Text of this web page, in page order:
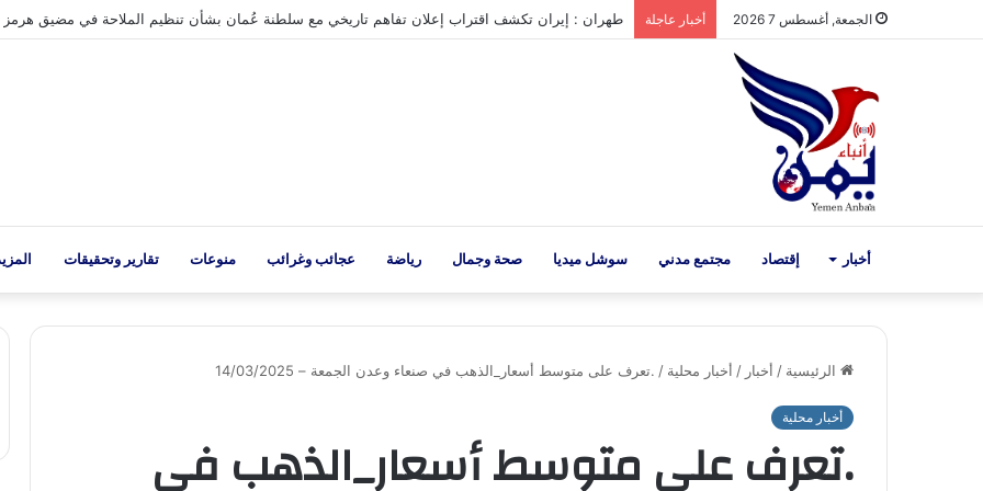
الجمعة, أغسطس 7 2026 أخبار عاجلة طهران : إيران تكشف اقتراب إعلان تفاهم تاريخي مع سلطنة عُمان بشأن تنظيم الملاحة في مضيق هرمز
أخبار إقتصاد مجتمع مدني سوشل ميديا صحة وجمال رياضة عجائب وغرائب منوعات تقارير وتحقيقات
الرئيسية / أخبار / أخبار محلية / .تعرف على متوسط أسعار_الذهب في صنعاء وعدن الجمعة – 14/03/2025
أخبار محلية
.تعرف على متوسط أسعار_الذهب في